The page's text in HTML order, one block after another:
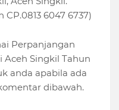
6047 6737)
Perpanjangan
Singkil Tahun
anda apabila ada
dibawah.